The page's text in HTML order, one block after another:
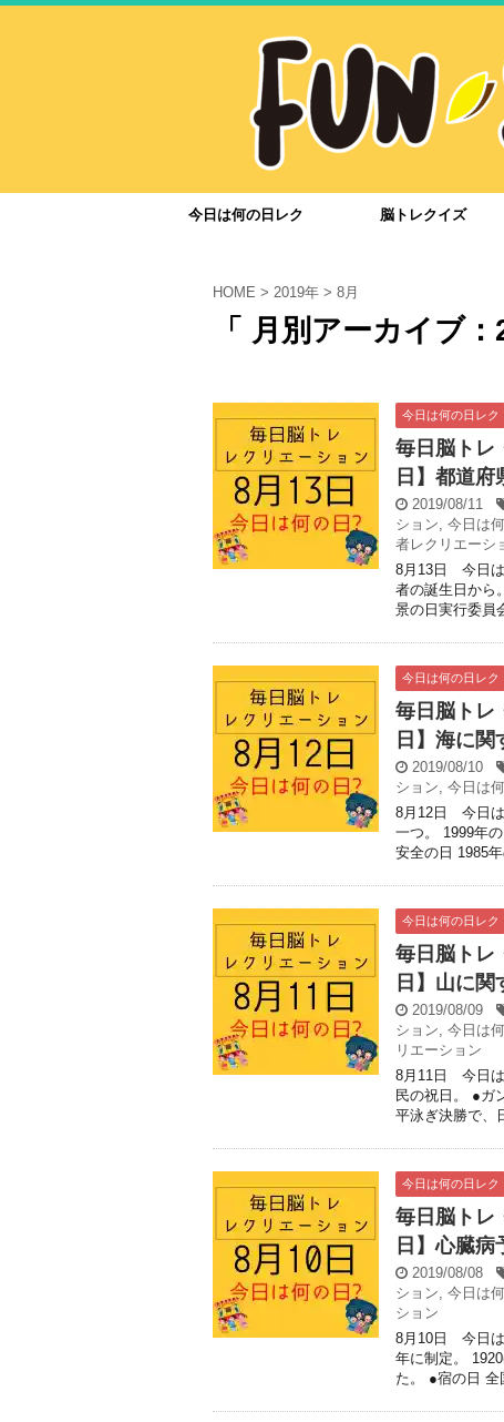
今日は何の日レク 脳トレクイズ
HOME > 2019年 > 8月
「 月別アーカイブ
今日は何の日レク
毎日脳ト
日】都道府
2019/08/11
ション, 今日は
者レクリエーシ
8月13日 今日は
者の誕生日から
景の日実行委員
今日は何の日レク
毎日脳ト
日】海に
2019/08/10
ション, 今日は
8月12日 今日は
一つ。 1999年
安全の日 1985
今日は何の日レク
毎日脳ト
日】山に関
2019/08/09
ション, 今日は
リエーション
8月11日 今日は
民の祝日。 ●ガ
平泳ぎ決勝で、
今日は何の日レク
毎日脳ト
日】心臓
2019/08/08
ション, 今日は
ション
8月10日 今日は
年に制定。
た。 ●宿の日